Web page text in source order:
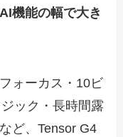
機能の幅で大き
ォーカス・10ビ
ック・長時間露
ど、Tensor G4